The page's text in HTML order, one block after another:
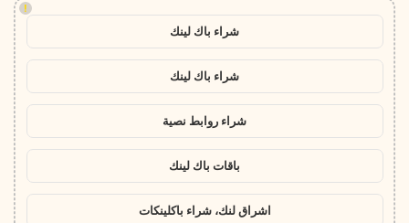
!
شراء باك لينك
شراء باك لينك
شراء روابط نصية
باقات باك لينك
اشراق لنك، شراء باكلينكات